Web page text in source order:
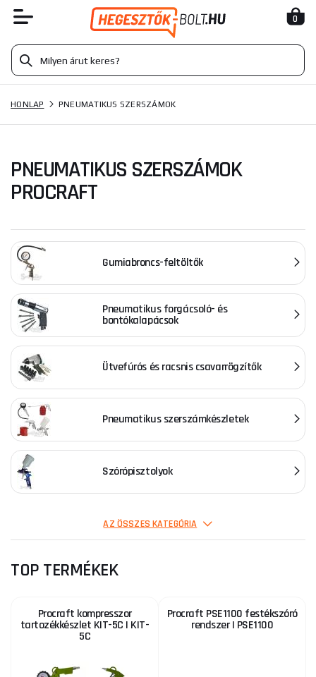
0
HONLAP PNEUMATIKUS SZERSZÁMOK
PNEUMATIKUS SZERSZÁMOK
PROCRAFT
Gumiabroncs-feltöltők
Pneumatikus forgácsoló- és
bontókalapácsok
Ütvefúrós és racsnis csavarrögzítők
Pneumatikus szerszámkészletek
Szórópisztolyok
Sűrített levegős kezelés
AZ ÖSSZES KATEGÓRIA
TOP TERMÉKEK
Procraft kompresszor
tartozékkészlet KIT-5C | KIT-
5C
Procraft PSE1100 festékszóró
rendszer | PSE1100